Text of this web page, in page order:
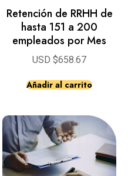
Retención de RRHH de
hasta 151 a 200
empleados por Mes
USD $658.67
Añadir al carrito